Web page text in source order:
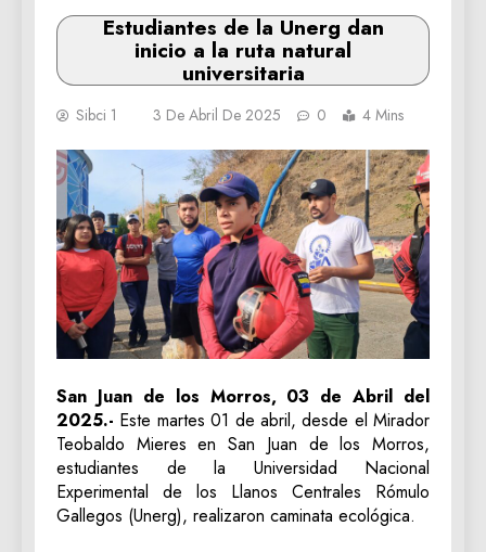
Estudiantes de la Unerg dan
inicio a la ruta natural
universitaria
Sibci 1 3 De Abril De 2025 0 4 Mins
San Juan de los Morros, 03 de Abril del
2025.- Este martes 01 de abril, desde el Mirador
Teobaldo Mieres en San Juan de los Morros,
estudiantes de la Universidad Nacional
Experimental de los Llanos Centrales Rómulo
Gallegos (Unerg), realizaron caminata ecológica.